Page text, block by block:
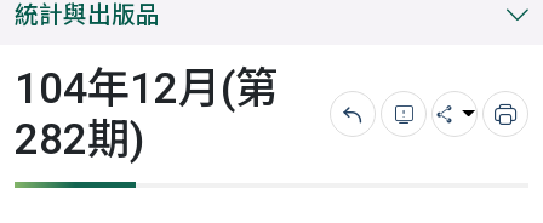
統計與出版品
104年12月(第
282期)
回上一頁錯誤回報
分享 列